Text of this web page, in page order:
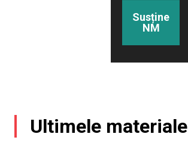
Susține
NM
Ultimele materiale